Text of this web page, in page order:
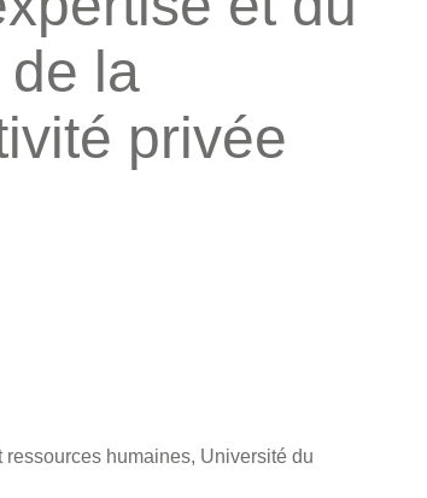
la
privée
ressources humaines, Université du